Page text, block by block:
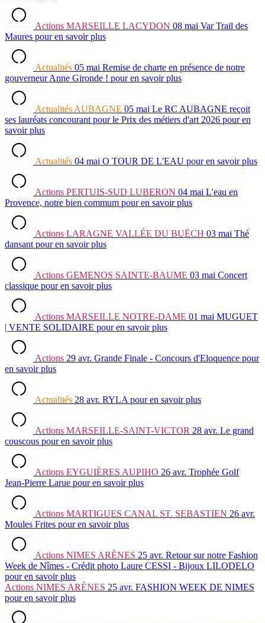
Actions MARSEILLE LACYDON 08 mai Var Trail des
Maures pour en savoir plus
Actualités 05 mai Remise de charte en présence de notre
gouverneur Anne Gironde ! pour en savoir plus
Actualités AUBAGNE 05 mai Le RC AUBAGNE reçoit
ses lauréats concourant pour le Prix des métiers d'art 2026 pour en
savoir plus
Actualités 04 mai O TOUR DE L'EAU pour en savoir plus
Actions PERTUIS-SUD LUBERON 04 mai L'eau en
Provence, notre bien commum pour en savoir plus
Actions LARAGNE VALLÉE DU BUËCH 03 mai Thé
dansant pour en savoir plus
Actions GEMENOS SAINTE-BAUME 03 mai Concert
classique pour en savoir plus
Actions MARSEILLE NOTRE-DAME 01 mai MUGUET
| VENTE SOLIDAIRE pour en savoir plus
Actions 29 avr. Grande Finale - Concours d'Eloquence pour
en savoir plus
Actualités 28 avr. RYLA pour en savoir plus
Actions MARSEILLE-SAINT-VICTOR 28 avr. Le grand
couscous pour en savoir plus
Actions EYGUIÈRES AUPIHO 26 avr. Trophée Golf
Jean-Pierre Larue pour en savoir plus
Actions MARTIGUES CANAL ST. SEBASTIEN 26 avr.
Moules Frites pour en savoir plus
Actions NIMES ARÈNES 25 avr. Retour sur notre Fashion
Week de Nîmes - Crédit photo Laure CESSI - Bijoux LILODELO
pour en savoir plus
Actions NIMES ARÈNES 25 avr. FASHION WEEK DE NIMES
pour en savoir plus